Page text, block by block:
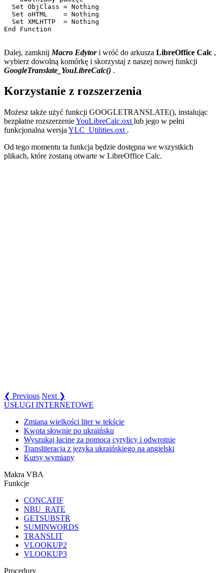
  Set ObjClass = Nothing
  Set oHTML    = Nothing
  Set XMLHTTP  = Nothing
End Function
Dalej, zamknij Macro Edytori wróć do arkusza LibreOffice Calc ,
wybierz dowolną komórkę i skorzystaj z naszej nowej funkcji
GoogleTranslate_YouLibreCalc() .
Korzystanie z rozszerzenia
Możesz także użyć funkcji GOOGLETRANSLATE(), instalując
bezpłatne rozszerzenieYouLibreCalc.oxt lub jego w pełni
funkcjonalna wersja YLC_Utilities.oxt .
Od tego momentu ta funkcja będzie dostępna we wszystkich
plikach, które zostaną otwarte w LibreOffice Calc.
❮ Previous Next ❯
USŁUGI INTERNETOWE
Zmiana wielkości liter w tekście
Kwota słownie po ukraińsku
Wyszukaj łacinę za pomocą cyrylicy i odwrotnie
Transliteracja z języka ukraińskiego na angielski
Kursy wymiany
Makra VBA
Funkcje
CONCATIF
NBU_RATE
GETSUBSTR
SUMINWORDS
TRANSLIT
VLOOKUP2
VLOOKUP3
Procedury